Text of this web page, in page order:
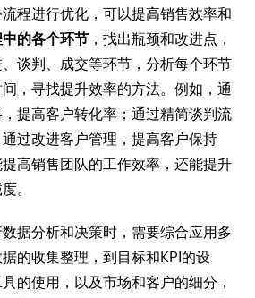
程进行优化，可以提高销售效率和
的各个环节 ，找出瓶颈和改进点，
谈判、成交等环节，分析每个环节
，寻找提升效率的方法。例如，通
提高客户转化率；通过精简谈判流
过改进客户管理，提高客户保持
高销售团队的工作效率，还能提升
。
据分析和决策时，需要综合应用多
的收集整理，到目标和KPI的设
的使用，以及市场和客户的细分，